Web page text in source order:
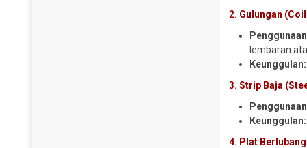
2. Gulungan
lembaran
Keunggulan:
3.Strip Baja
Keunggulan:
4. Plat